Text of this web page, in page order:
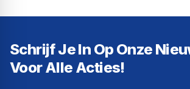
Schrijf Je In Op Onze
Voor Alle Acties!